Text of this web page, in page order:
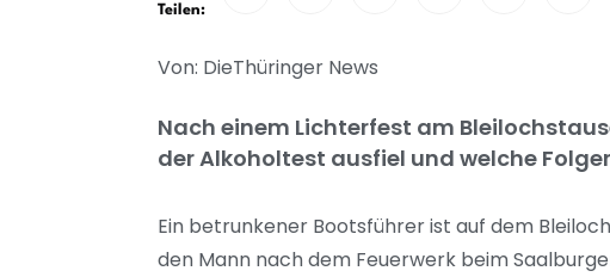
Teilen:
Von: DieThüringer News
Nach einem Lichterfest am
der Alkoholtest ausfiel und welche
Ein betrunkener Bootsführer ist auf dem
den Mann nach dem Feuerwerk beim